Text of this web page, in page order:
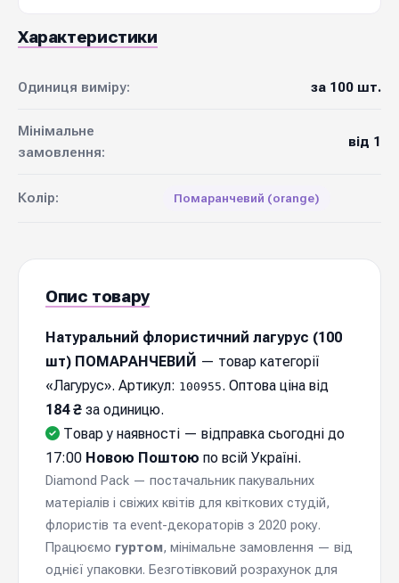
Характеристики
Одиниця виміру: за 100 шт.
Мінімальне
замовлення:
від 1
Колір: Помаранчевий (orange)
Опис товару
Натуральний флористичний лагурус (100
шт) ПОМАРАНЧЕВИЙ — товар категорії
«Лагурус». Артикул: 100955. Оптова ціна від
184 ₴ за одиницю.
Товар у наявності — відправка cьогодні до
17:00 Новою Поштою по всій Україні.
Diamond Pack — постачальник пакувальних
матеріалів і свіжих квітів для квіткових студій,
флористів та event-декораторів з 2020 року.
Працюємо гуртом, мінімальне замовлення — від
однієї упаковки. Безготівковий розрахунок для